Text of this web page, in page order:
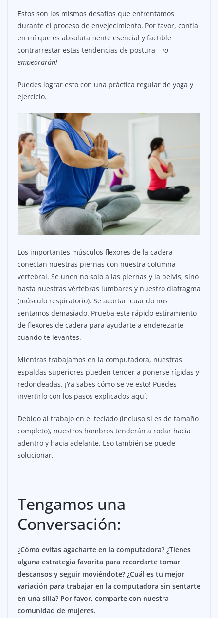
Estos son los mismos desafíos que enfrentamos
durante el proceso de envejecimiento. Por favor, confía
en mí que es absolutamente esencial y factible
contrarrestar estas tendencias de postura – ¡o
empeorarán!
Puedes lograr esto con una práctica regular de yoga y
ejercicio.
Los importantes músculos flexores de la cadera
conectan nuestras piernas con nuestra columna
vertebral. Se unen no solo a las piernas y la pelvis, sino
hasta nuestras vértebras lumbares y nuestro diafragma
(músculo respiratorio). Se acortan cuando nos
sentamos demasiado. Prueba este rápido estiramiento
de flexores de cadera para ayudarte a enderezarte
cuando te levantes.
Mientras trabajamos en la computadora, nuestras
espaldas superiores pueden tender a ponerse rígidas y
redondeadas. ¡Ya sabes cómo se ve esto! Puedes
invertirlo con los pasos explicados aquí.
Debido al trabajo en el teclado (incluso si es de tamaño
completo), nuestros hombros tenderán a rodar hacia
adentro y hacia adelante. Eso también se puede
solucionar.
Tengamos una
Conversación:
¿Cómo evitas agacharte en la computadora? ¿Tienes
alguna estrategia favorita para recordarte tomar
descansos y seguir moviéndote? ¿Cuál es tu mejor
variación para trabajar en la computadora sin sentarte
en una silla? Por favor, comparte con nuestra
comunidad de mujeres.